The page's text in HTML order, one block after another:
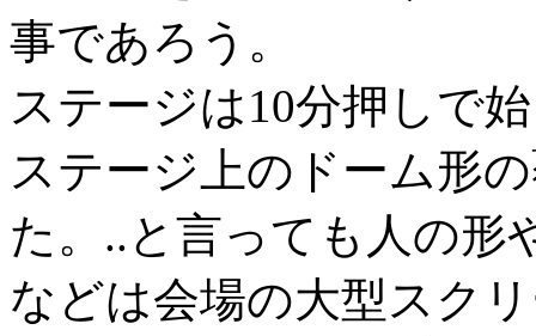
事であろう。
ステージは10分押しで
ステージ上のドーム形
た。..と言っても人の形
などは会場の大型スク